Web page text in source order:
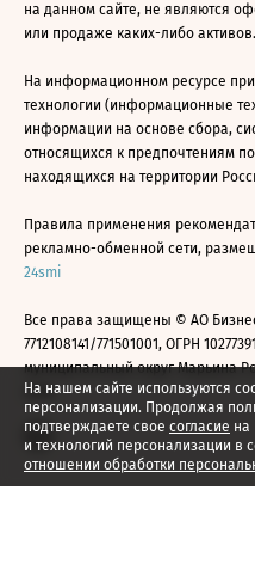
На нашем сайте используются
персонализации. Продолжая
подтверждаете свое согласие на
и технологий персонализации в
отношении обработки
на данном сайте, не являются
или продаже каких-либо активов.
На информационном ресурсе
технологии (информационные
информации на основе сбора,
относящихся к предпочтениям
находящихся на территории
Правила применения
рекламно-обменной сети,
24smi
Все права защищены © АО
7712108141/771501001, ОГРН
муниципальный округ Марьина
2026